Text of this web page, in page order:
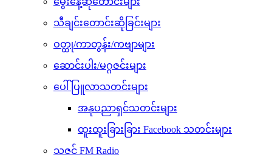
သီချင်းတောင်းဆိုခြင်းများ
ဝတ္ထု/ကာတွန်း/ကဗျာများ
ဆောင်းပါး/မဂ္ဂဇင်းများ
ပေါ်ပြူလာသတင်းများ
အနုပညာရှင်သတင်းများ
ထူးထူးခြားခြား Facebook သတင်းများ
သဇင် FM Radio